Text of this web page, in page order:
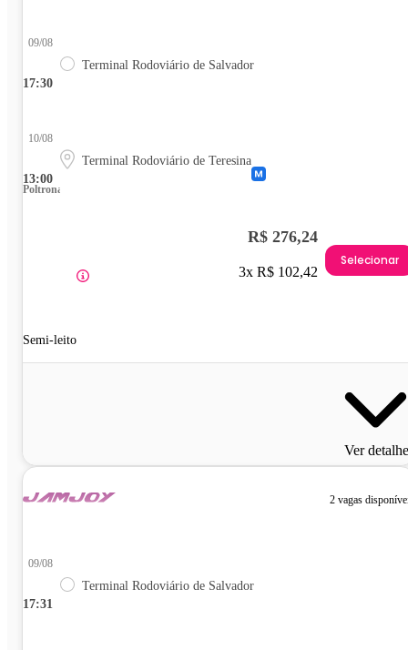
17:30
09/08
Terminal Rodoviário de Salvador
13:00
10/08
Terminal Rodoviário de Teresina
Poltrona
Semi-leito
R$ 276,24
3x R$ 102,42
Selecionar
Ver
2 vagas
17:31
09/08
Terminal Rodoviário de Salvador